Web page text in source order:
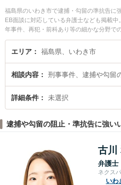
福島県のいわき市で逮捕・勾留の準抗告に
EB面談に対応している弁護士なども掲載
年事件、再犯・前科あり等の細かな分野で
にくどうつつじの花法律事務所の工藤 誠
の佐藤 慎也弁護士のプロフィール情報や弁
ます。『いわき市で土日や夜間に発生した
な近くの弁護士を検索したい』『初回相談
談できるいわき市内の弁護士に相談予約し
おすすめです。
エリア 福島県、いわき市
相談内容 刑事事件、逮捕や勾留
詳細条件 未選択
逮捕や勾留の阻止・準抗告に強い
古川
弁護士
ネクス
いわ